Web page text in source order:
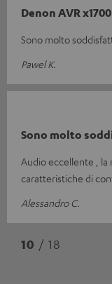
Denon AVR x1700
Sono molto
Pawel K.
Sono molto
Audio eccellente , la
caratteristiche di
Alessandro C.
10 / 18